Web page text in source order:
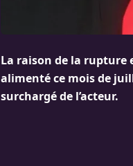
La raison de la rupture
alimenté ce mois de
surchargé de l’acteur.